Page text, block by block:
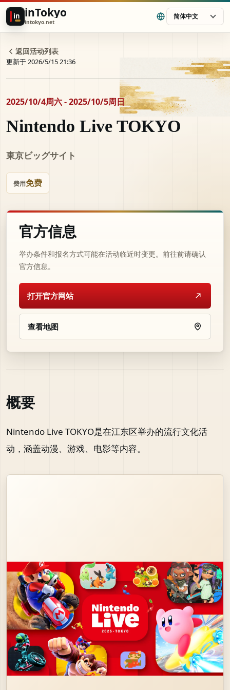
in inTokyo
intokyo.net
简体中文
返回活动列表
更新于 2026/5/15 21:36
2025/10/4周六 - 2025/10/5周日
Nintendo Live TOKYO
東京ビッグサイト
费用免费
官方信息
举办条件和报名方式可能在活动临近时变更。前往前请确认
官方信息。
打开官方网站
查看地图
概要
Nintendo Live TOKYO是在江东区举办的流行文化活
动，涵盖动漫、游戏、电影等内容。